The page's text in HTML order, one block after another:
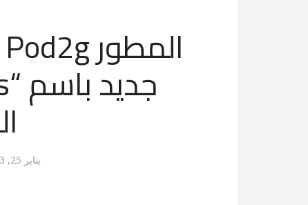
يناير 25, 2013